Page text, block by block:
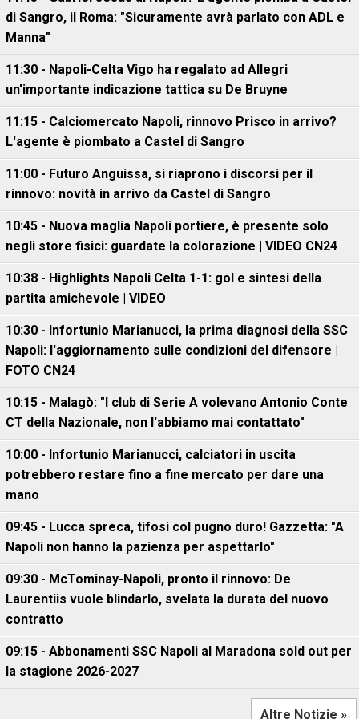
di Sangro, il Roma: "Sicuramente avrà parlato con ADL e
Manna"
11:30 - Napoli-Celta Vigo ha regalato ad Allegri
un'importante indicazione tattica su De Bruyne
11:15 - Calciomercato Napoli, rinnovo Prisco in arrivo?
L'agente è piombato a Castel di Sangro
11:00 - Futuro Anguissa, si riaprono i discorsi per il
rinnovo: novità in arrivo da Castel di Sangro
10:45 - Nuova maglia Napoli portiere, è presente solo
negli store fisici: guardate la colorazione | VIDEO CN24
10:38 - Highlights Napoli Celta 1-1: gol e sintesi della
partita amichevole | VIDEO
10:30 - Infortunio Marianucci, la prima diagnosi della SSC
Napoli: l'aggiornamento sulle condizioni del difensore |
FOTO CN24
10:15 - Malagò: "I club di Serie A volevano Antonio Conte
CT della Nazionale, non l'abbiamo mai contattato"
10:00 - Infortunio Marianucci, calciatori in uscita
potrebbero restare fino a fine mercato per dare una
mano
09:45 - Lucca spreca, tifosi col pugno duro! Gazzetta: "A
Napoli non hanno la pazienza per aspettarlo"
09:30 - McTominay-Napoli, pronto il rinnovo: De
Laurentiis vuole blindarlo, svelata la durata del nuovo
contratto
09:15 - Abbonamenti SSC Napoli al Maradona sold out per
la stagione 2026-2027
Altre Notizie »